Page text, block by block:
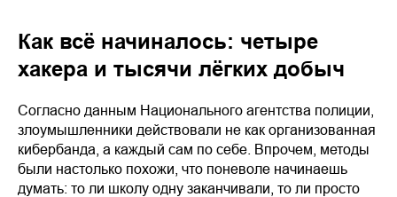
Как всё начиналось: четыре
хакера и тысячи лёгких добыч
Согласно данным Национального агентства полиции,
злоумышленники действовали не как организованная
кибербанда, а каждый сам по себе. Впрочем, методы
были настолько похожи, что поневоле начинаешь
думать: то ли школу одну заканчивали, то ли просто